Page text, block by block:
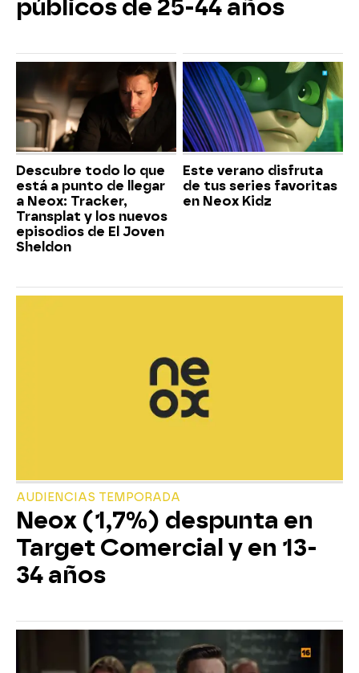
públicos de 25-44 años
Descubre todo lo que
está a punto de llegar
a Neox: Tracker,
Transplat y los nuevos
episodios de El Joven
Sheldon
Este verano disfruta
de tus series favoritas
en Neox Kidz
AUDIENCIAS TEMPORADA
Neox (1,7%) despunta en
Target Comercial y en 13-
34 años